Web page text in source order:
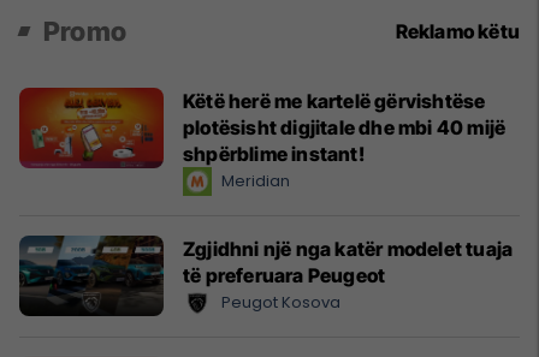
Promo Reklamo këtu
Këtë herë me kartelë gërvishtëse
plotësisht digjitale dhe mbi 40 mijë
shpërblime instant!
Meridian
Zgjidhni një nga katër modelet tuaja
të preferuara Peugeot
Peugot Kosova